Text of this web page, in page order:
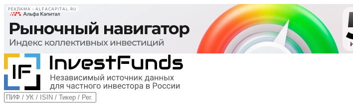
РЕКЛАМА • ALFACAPITAL.RU